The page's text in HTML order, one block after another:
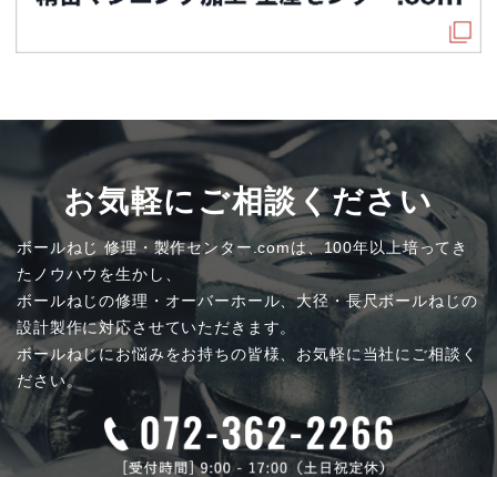
お気軽にご相談ください
ボールねじ 修理・製作センター.comは、100年以上培ってき
たノウハウを生かし、
ボールねじの修理・オーバーホール、大径・長尺ボールねじの
設計製作に対応させていただきます。
ボールねじにお悩みをお持ちの皆様、お気軽に当社にご相談く
ださい。